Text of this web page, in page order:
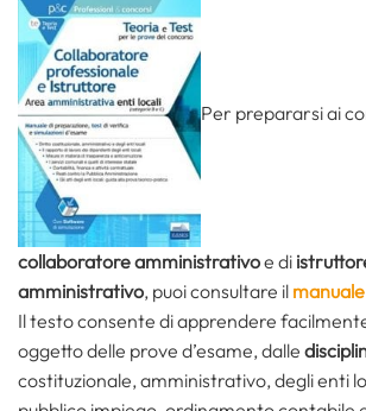
Per prepararsi ai
collaboratore amministrativoe di
amministrativo, puoi consultare il
Il testo consente di apprendere
oggetto delle prove d’esame, dalle
costituzionale, amministrativo, degli enti